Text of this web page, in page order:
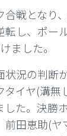
戦となり
転し、ポー
ました。
況の判断
イヤ(溝無
した。決勝
前田恵助(ヤ